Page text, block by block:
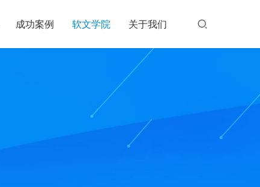
成功案例 软文学院 关于我们